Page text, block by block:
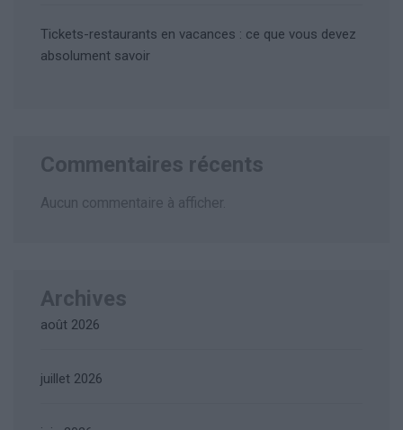
Tickets-restaurants en vacances : ce que vous devez
absolument savoir
Commentaires récents
Aucun commentaire à afficher.
Archives
août 2026
juillet 2026